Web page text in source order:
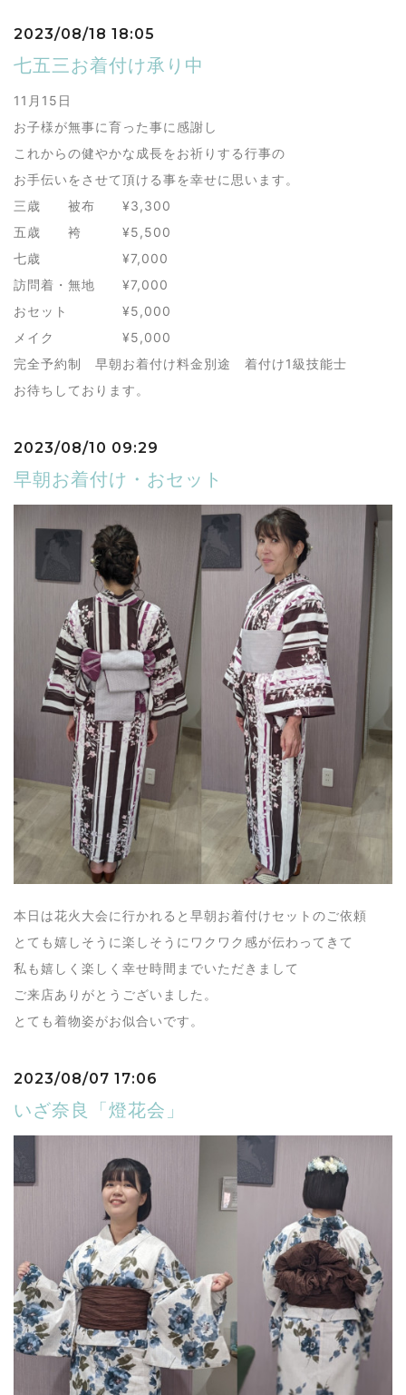
2023/08/18 18:05
七五三お着付け承り中
11月15日
お子様が無事に育った事に感謝し
これからの健やかな成長をお祈りする行事の
お手伝いをさせて頂ける事を幸せに思います。
三歳 被布 ¥3,300
五歳 袴 ¥5,500
七歳 ¥7,000
訪問着・無地 ¥7,000
おセット ¥5,000
メイク ¥5,000
完全予約制 早朝お着付け料金別途 着付け1級技能士
お待ちしております。
2023/08/10 09:29
早朝お着付け・おセット
本日は花火大会に行かれると早朝お着付けセットのご依頼
とても嬉しそうに楽しそうにワクワク感が伝わってきて
私も嬉しく楽しく幸せ時間までいただきまして
ご来店ありがとうございました。
とても着物姿がお似合いです。
2023/08/07 17:06
いざ奈良「燈花会」